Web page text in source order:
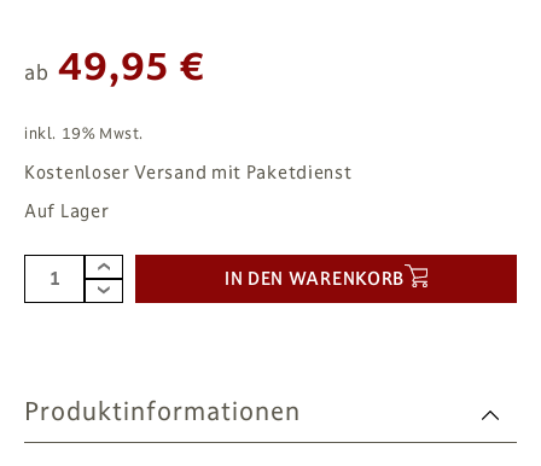
ab 49,95 €
inkl. 19% Mwst.
Kostenloser Versand mit Paketdienst
Auf Lager
IN DEN WARENKORB
Produktinformationen